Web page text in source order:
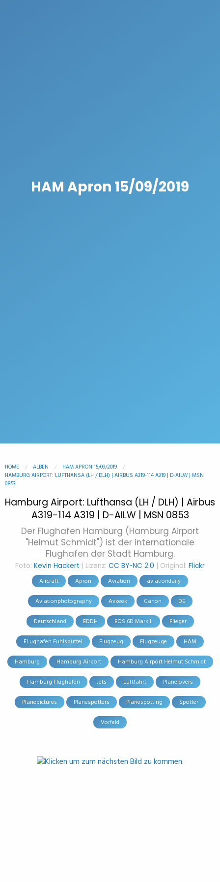
HAM Apron 15/09/2019
HOME ALBEN
HAM APRON 15/09/2019
HAMBURG AIRPORT: LUFTHANSA (LH / DLH) | AIRBUS A319-114 A319 | D-AILW | MSN
0853
Hamburg Airport: Lufthansa (LH / DLH) | Airbus
A319-114 A319 | D-AILW | MSN 0853
Der Flughafen Hamburg (Hamburg Airport
"Helmut Schmidt") ist der internationale
Flughafen der Stadt Hamburg.
Foto: Kevin Hackert | Lizenz: CC BY-NC 2.0 | Original: Flickr
Aircraft Apron Aviation aviationdaily
Aviationphotography Avkeek Canon DE
Deutschland EDDH EOS 6D Mark II Flieger
FLughafen Fuhlsbüttel Flugzeug Flugzeuge HAM
Hamburg Hamburg Airport Hamburg Airport Helmut Schmidt
Hamburg Flughafen Jets Luftfahrt Planelovers
Planepictures Planespotters Planespotting Spotter
Vorfeld